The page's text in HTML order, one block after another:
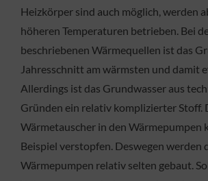
Heizkörper sind auch möglich, werden
höheren Temperaturen betrieben. Bei
beschriebenen Wärmequellen ist das
Jahresschnitt am wärmsten und damit
Allerdings ist das Grundwasser aus
Gründen ein relativ komplizierter Stoff.
Wärmetauscher in den Wärmepumpen
Beispiel verstopfen. Deswegen werden
Wärmepumpen relativ selten gebaut.